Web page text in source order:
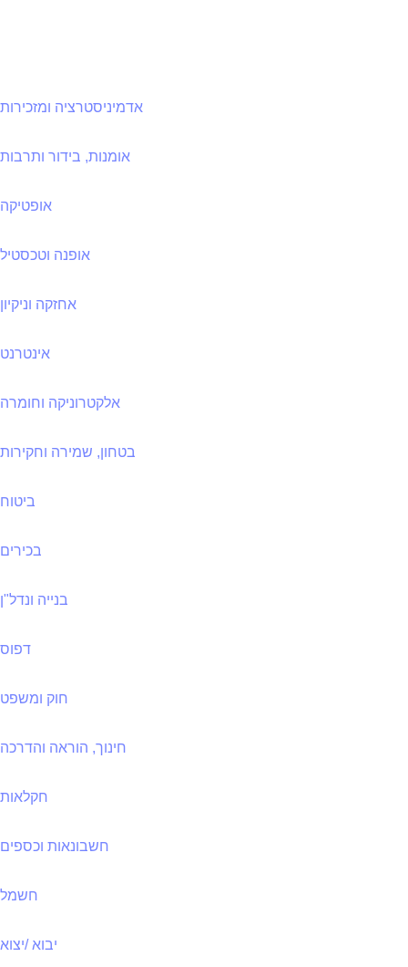
אדמיניסטרציה ומזכירות
אומנות, בידור ותרבות
אופטיקה
אופנה וטכסטיל
אחזקה וניקיון
אינטרנט
אלקטרוניקה וחומרה
בטחון, שמירה וחקירות
ביטוח
בכירים
בנייה ונדל"ן
דפוס
חוק ומשפט
חינוך, הוראה והדרכה
חקלאות
חשבונאות וכספים
חשמל
יבוא /יצוא